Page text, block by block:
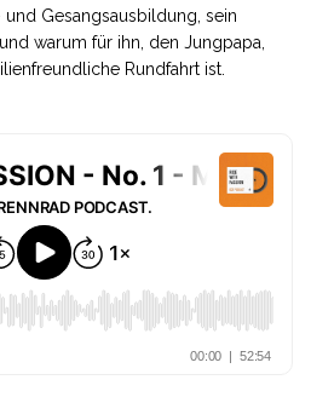
und Gesangsausbildung, sein
warum für ihn, den Jungpapa,
Rundfahrt ist.